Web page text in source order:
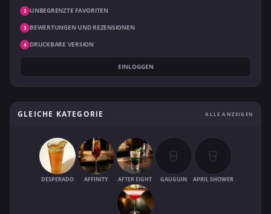
2 UNBEGRENZTE FAVORITEN
3 BEWERTUNGEN UND REZENSIONEN
4 DRUCKBARE VERSION
EINLOGGEN
GLEICHE KATEGORIE ALLE ANZEIGEN
DESPERADO AFFINITY AFTER EIGHT GAUGUIN APRIL SHOWER